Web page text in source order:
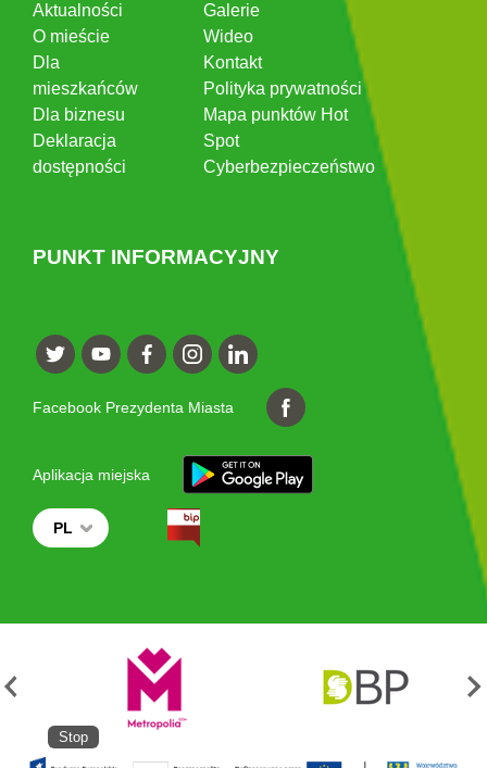
Aktualności
O mieście
Dla
mieszkańców
Dla biznesu
Deklaracja
dostępności
Galerie
Wideo
Kontakt
Polityka prywatności
Mapa punktów Hot
Spot
Cyberbezpieczeństwo
PUNKT INFORMACYJNY
Facebook Prezydenta Miasta
Aplikacja miejska
PL
Stop